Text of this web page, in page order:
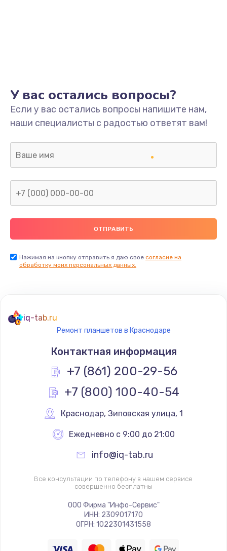
У вас остались вопросы?
Если у вас остались вопросы напишите нам,
наши специалисты с радостью ответят вам!
Нажимая на кнопку отправить я даю свое согласие на
обработку моих персональных данных.
iq-tab.ru
Ремонт планшетов в Краснодаре
Контактная информация
+7 (861) 200-29-56
+7 (800) 100-40-54
Краснодар, Зиповская улица, 1
Ежедневно с 9:00 до 21:00
info@iq-tab.ru
Все консультации по телефону в нашем сервисе
совершенно бесплатны
ООО Фирма "Инфо-Сервис"
ИНН: 2309017170
ОГРН: 1022301431558